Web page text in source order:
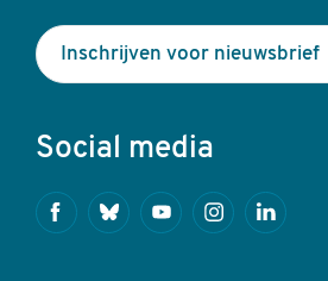
Inschrijven voor nieuwsbrief
Social media
FacebookBlueskyYoutubeInstagramLinkedin